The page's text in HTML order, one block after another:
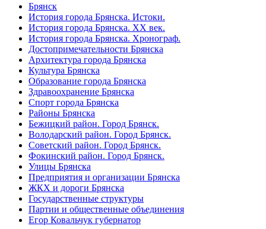
Брянск
История города Брянска. Истоки.
История города Брянска. XX век.
История города Брянска. Хронограф.
Достопримечательности Брянска
Архитектура города Брянска
Культура Брянска
Образование города Брянска
Здравоохранение Брянска
Спорт города Брянска
Районы Брянска
Бежицкий район. Город Брянск.
Володарский район. Город Брянск.
Советский район. Город Брянск.
Фокинский район. Город Брянск.
Улицы Брянска
Предприятия и организации Брянска
ЖКХ и дороги Брянска
Государственные структуры
Партии и общественные объединения
Егор Ковальчук губернатор